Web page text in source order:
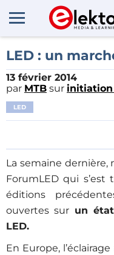
LED : un
13 février 2014
par MTB sur
LED
La semaine dernière,
ForumLED qui s’est
éditions
ouvertes sur un
LED.
En Europe,